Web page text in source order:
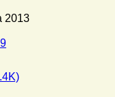
2013